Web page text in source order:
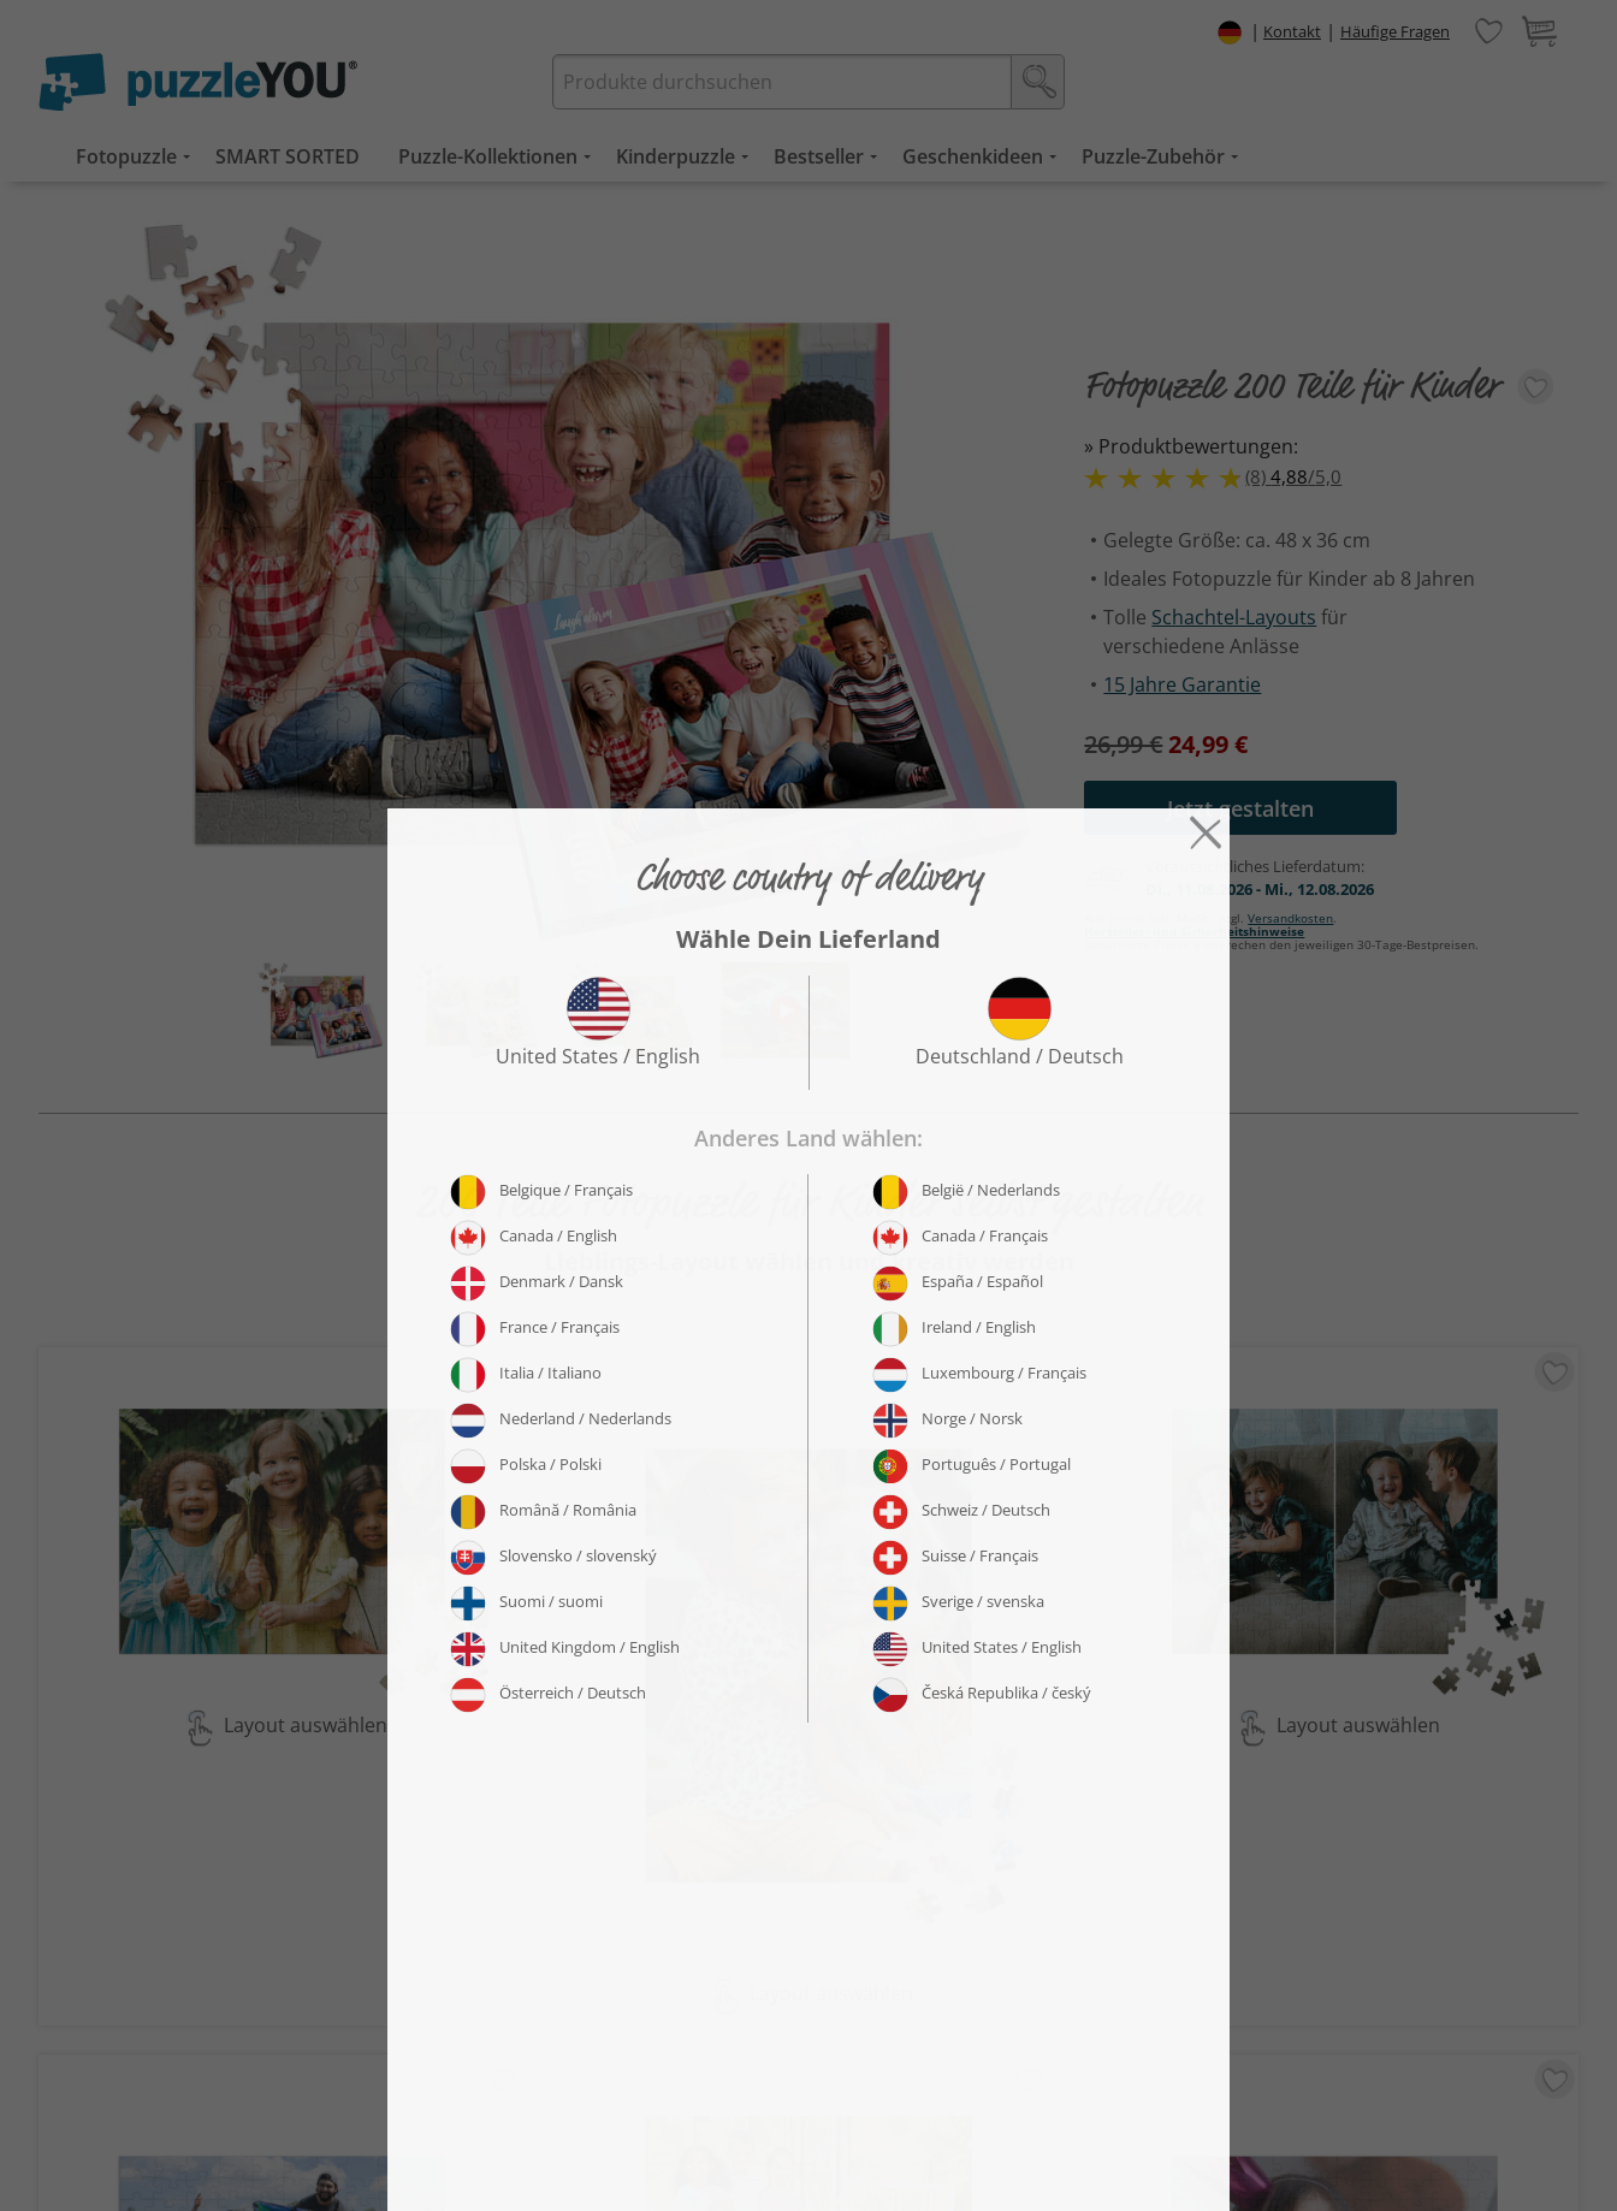
| Kontakt | Häufige Fragen
Fotopuzzle SMART SORTED Puzzle-Kollektionen Kinderpuzzle Bestseller Geschenkideen Puzzle-Zubehör
Fotopuzzle 200 Teile für Kinder
» Produktbewertungen:
(8)4,88/5,0
Gelegte Größe: ca. 48 x 36 cm
Ideales Fotopuzzle für Kinder ab 8 Jahren
Tolle Schachtel-Layouts für
verschiedene Anlässe
15 Jahre Garantie
Voraussichtliches Lieferdatum:
Di., 11.08.2026 - Mi., 12.08.2026
26,99 € 24,99 €
Jetzt gestalten
Alle Preise inkl. MwSt., zzgl.Versandkosten.
Hersteller- und Sicherheitshinweise
Rabattierte Preise entsprechen den jeweiligen 30-Tage-Bestpreisen.
200 Teile Fotopuzzle für Kinder selbst gestalten
Lieblings-Layout wählen und kreativ werden
Layout auswählen Layout auswählen